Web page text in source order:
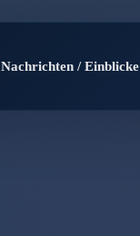
Nachrichten / Einblicke